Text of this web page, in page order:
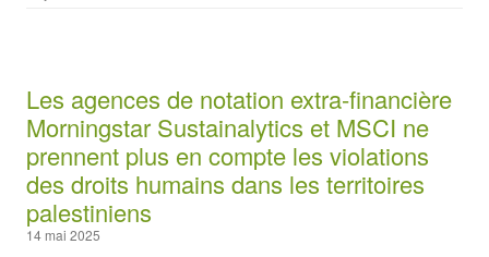
Les agences de notation extra-financière
Morningstar Sustainalytics et MSCI ne
prennent plus en compte les violations
des droits humains dans les territoires
palestiniens
14 mai 2025